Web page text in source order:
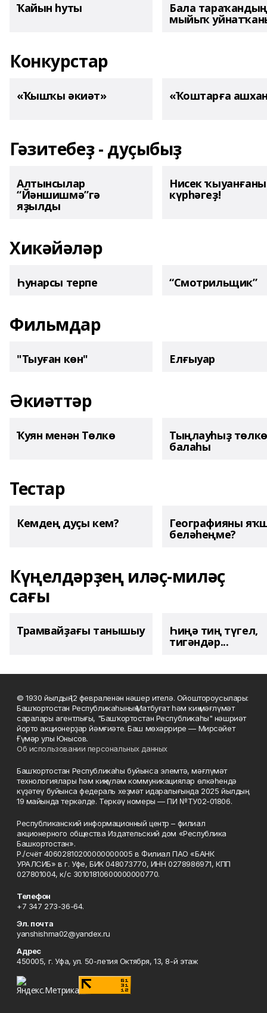
Ҡайын һуты Бала тараҡандың
мыйыҡ
Конкурстар
«Ҡышҡы әкиәт» «Ҡоштарға
Гәзитебеҙ - дуҫыбыҙ
Алтынсылар
“Йәншишмә”гә
яҙылды
Нисек
күрһәгеҙ!
Хикәйәләр
Һунарсы терпе “Смотрильщик”
Фильмдар
"Тыуған көн" Елғыуар
Әкиәттәр
Ҡуян менән Төлкө Тыңлауһыҙ төлкө
балаһы
Тестар
Кемдең дуҫы кем? Географияны
беләһеңме?
Күңелдәрҙең иләҫ-миләҫ
сағы
Трамвайҙағы танышыу Һиңә тиң түгел,
тигәндәр...
© 1930 йылдың 12 февраленән нәшер ителә. Ойоштороусылары:
Башҡортостан Республикаһының Матбуғат һәм киң мәғлүмәт
саралары агентлығы, "Башҡортостан Республикаһы" нәшриәт
йорто акционерҙар йәмғиәте. Баш мөхәррире — Мирсәйет
Ғүмәр улы Юнысов.
Об использовании персональных данных
Башҡортостан Республикаһы буйынса элемтә, мәғлүмәт
технологиялары һәм киңкүләм коммуникациялар өлкәһендә
күҙәтеү буйынса федераль хеҙмәт идаралығында 2025 йылдың
19 майында теркәлде. Теркәү номеры — ПИ №ТУ02-01806.
Республиканский информационный центр – филиал
акционерного общества Издательский дом «Республика
Башкортостан».
Р./счёт 40602810200000000005 в Филиал ПАО «БАНК
УРАЛСИБ» в г. Уфе, БИК 048073770, ИНН 0278986971, КПП
027801004, к/с 30101810600000000770.
Телефон
+7 347 273-36-64.
Эл. почта
yanshishma02@yandex.ru
Адрес
450005, г. Уфа, ул. 50-летия Октября, 13, 8-й этаж